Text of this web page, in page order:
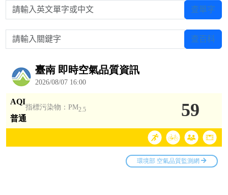
請輸入英文單字或中文 查單字
請輸入關鍵字 查百科